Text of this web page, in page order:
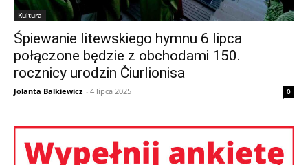
Kultura
Śpiewanie litewskiego hymnu 6 lipca
połączone będzie z obchodami 150.
rocznicy urodzin Čiurlionisa
Jolanta Balkiewicz - 4 lipca 2025 0